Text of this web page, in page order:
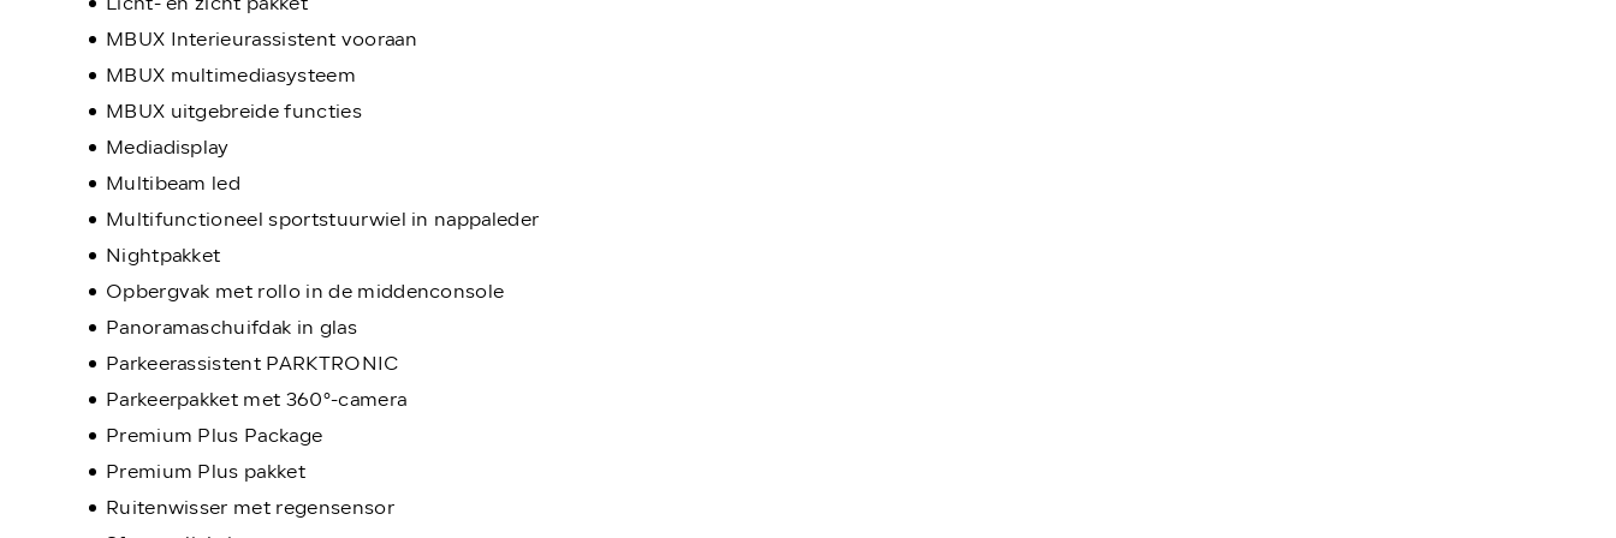
Licht- en zicht pakket
MBUX Interieurassistent vooraan
MBUX multimediasysteem
MBUX uitgebreide functies
Mediadisplay
Multibeam led
Multifunctioneel sportstuurwiel in nappaleder
Nightpakket
Opbergvak met rollo in de middenconsole
Panoramaschuifdak in glas
Parkeerassistent PARKTRONIC
Parkeerpakket met 360°-camera
Premium Plus Package
Premium Plus pakket
Ruitenwisser met regensensor